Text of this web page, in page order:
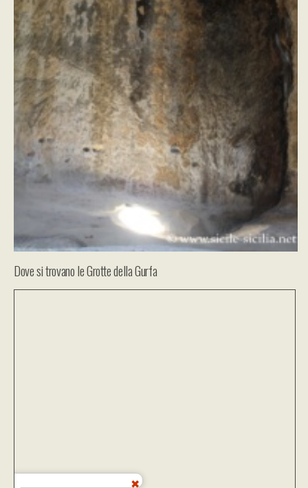
Dove si trovano le Grotte della Gurfa